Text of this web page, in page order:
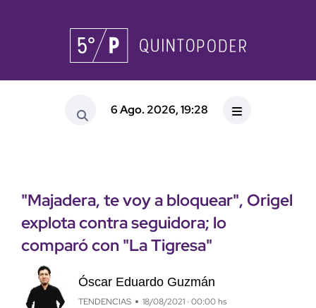
6 Ago. 2026, 19:28
"Majadera, te voy a bloquear", Origel
explota contra seguidora; lo
comparó con "La Tigresa"
Óscar Eduardo Guzmán
TENDENCIAS 18/08/2021 · 00:00 hs